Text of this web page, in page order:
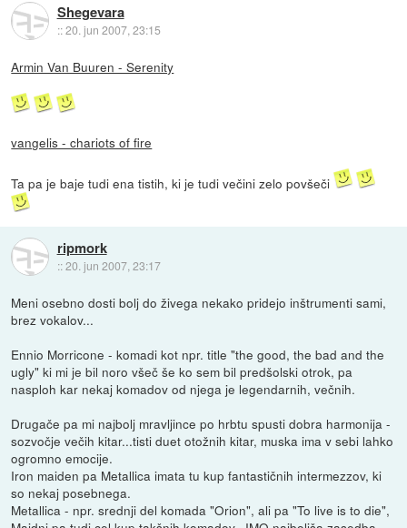
Shegevara
::20. jun 2007, 23:15
Armin Van Buuren - Serenity
vangelis - chariots of fire
Ta pa je baje tudi ena tistih, ki je tudi večini zelo povšeči
ripmork
::20. jun 2007, 23:17
Meni osebno dosti bolj do živega nekako pridejo inštrumenti sami,
brez vokalov...
Ennio Morricone - komadi kot npr. title "the good, the bad and the
ugly" ki mi je bil noro všeč še ko sem bil predšolski otrok, pa
nasploh kar nekaj komadov od njega je legendarnih, večnih.
Drugače pa mi najbolj mravljince po hrbtu spusti dobra harmonija -
sozvočje večih kitar...tisti duet otožnih kitar, muska ima v sebi lahko
ogromno emocije.
Iron maiden pa Metallica imata tu kup fantastičnih intermezzov, ki
so nekaj posebnega.
Metallica - npr. srednji del komada "Orion", ali pa "To live is to die",